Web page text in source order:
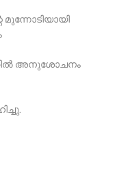
അനുശോചനം